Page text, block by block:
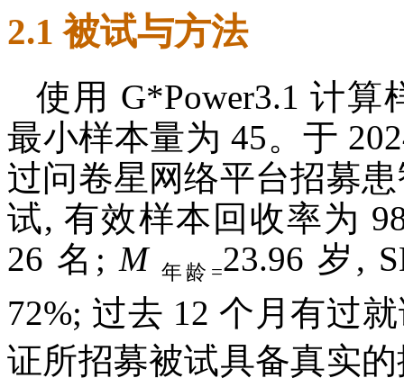
2.1 被试与方法
使用 G*Power3.1 计算
最小样本量为 45。于
过问卷星网络平台招募
试, 有效样本回收率为
26 名;M 年龄 =23.96 岁,
72%; 过去 12 个月有过
证所招募被试具备真实